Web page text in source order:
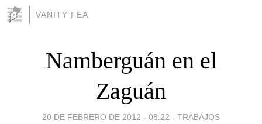
VANITY FEA
Namberguán en el
Zaguán
20 DE FEBRERO DE 2012 - 08:22 - TRABAJOS